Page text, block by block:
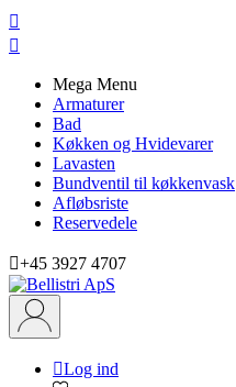


Mega Menu
Armaturer
Bad
Køkken og Hvidevarer
Lavasten
Bundventil til køkkenvask
Afløbsriste
Reservedele
+45 3927 4707
Log ind